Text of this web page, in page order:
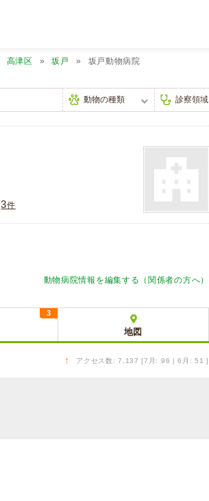
高津区 坂戸 坂戸動物病院
3件
動物病院情報を編集する（関係者の方へ）
3
地図
↑ アクセス数: 7,137 [7月: 96 | 6月: 51 ]